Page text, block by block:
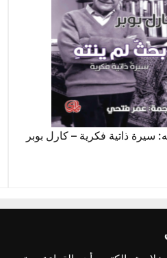
سيرة ذاتية فكرية – كارل بوبر